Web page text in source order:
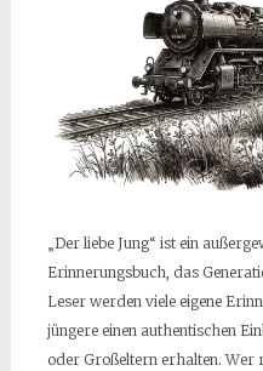
„Der liebe Jung“ ist ein
Erinnerungsbuch, das
Leser werden viele eigene
jüngere einen authentischen
oder Großeltern erhalten. Wer